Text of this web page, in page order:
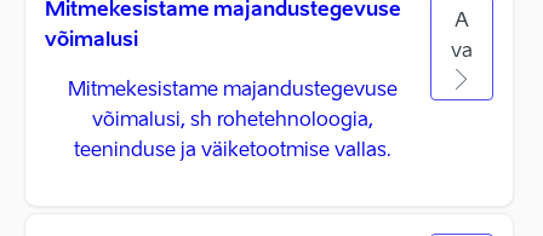
Mitmekesistame majandustegevuse
võimalusi
Mitmekesistame majandustegevuse
võimalusi, sh rohetehnoloogia,
teeninduse ja väiketootmise vallas.
A
va